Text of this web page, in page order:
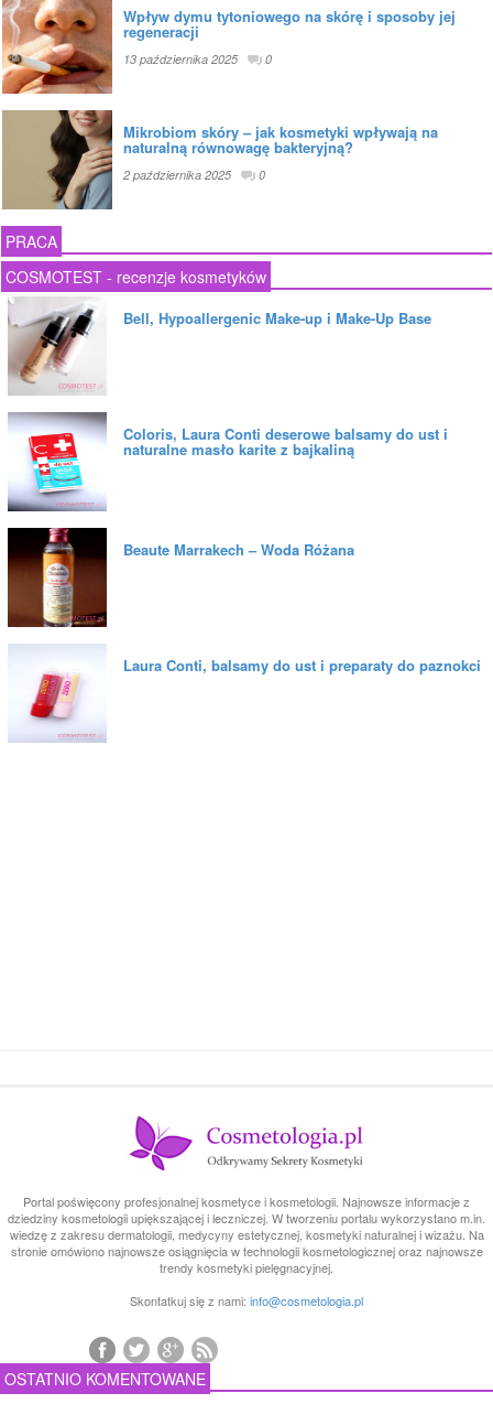
Wpływ dymu tytoniowego na skórę i sposoby jej
regeneracji
13 października 2025 0
Mikrobiom skóry – jak kosmetyki wpływają na
naturalną równowagę bakteryjną?
2 października 2025 0
PRACA
COSMOTEST - recenzje kosmetyków
Bell, Hypoallergenic Make-up i Make-Up Base
Coloris, Laura Conti deserowe balsamy do ust i
naturalne masło karite z bajkaliną
Beaute Marrakech – Woda Różana
Laura Conti, balsamy do ust i preparaty do paznokci
Portal poświęcony profesjonalnej kosmetyce i kosmetologii. Najnowsze informacje z
dziedziny kosmetologii upiększającej i leczniczej. W tworzeniu portalu wykorzystano m.in.
wiedzę z zakresu dermatologii, medycyny estetycznej, kosmetyki naturalnej i wizażu. Na
stronie omówiono najnowsze osiągnięcia w technologii kosmetologicznej oraz najnowsze
trendy kosmetyki pielęgnacyjnej.
Skontatkuj się z nami: info@cosmetologia.pl
OSTATNIO KOMENTOWANE